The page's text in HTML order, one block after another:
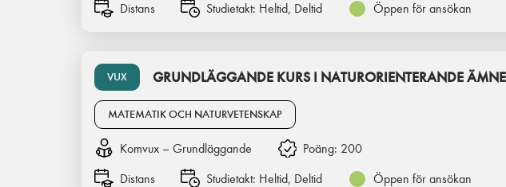
Distans
Studietakt: Heltid, Deltid Öppen för ansökan
VUX GRUNDLÄGGANDE KURS I NATURORIENTERANDE
MATEMATIK OCH NATURVETENSKAP
Komvux – Grundläggande Poäng: 200
Distans
Studietakt: Heltid, Deltid Öppen för ansökan